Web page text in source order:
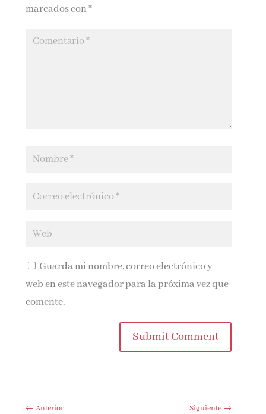
marcados con*
Guarda mi nombre, correo electrónico y
web en este navegador para la próxima vez que
comente.
Submit Comment
←Anterior Siguiente→